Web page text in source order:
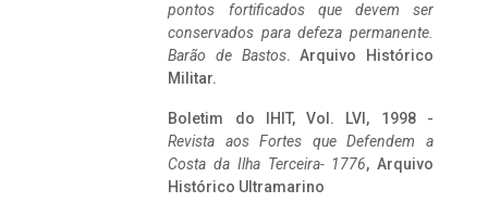
pontos fortificados que devem ser
conservados para defeza permanente.
Barão de Bastos. Arquivo Histórico
Militar.
Boletim do IHIT, Vol. LVI, 1998 -
Revista aos Fortes que Defendem a
Costa da Ilha Terceira- 1776, Arquivo
Histórico Ultramarino